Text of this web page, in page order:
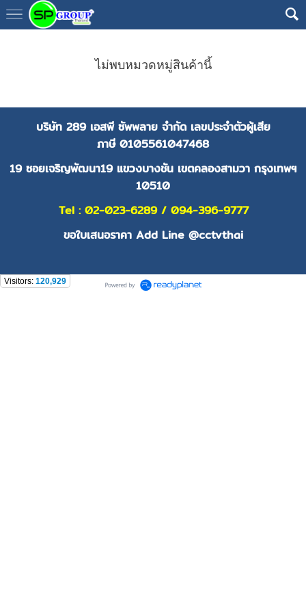
ไม่พบหมวดหมู่สินค้านี้
บริษัท 289 เอสพี ซัพพลาย จำกัด เลขประจำตัวผู้เสีย
ภาษี 0105561047468
19 ซอยเจริญพัฒนา19 แขวงบางชัน เขตคลองสามวา กรุงเทพฯ
10510
Tel : 02-023-6289 / 094-396-9777
ขอใบเสนอราคา Add Line @cctvthai
Visitors: 120,929